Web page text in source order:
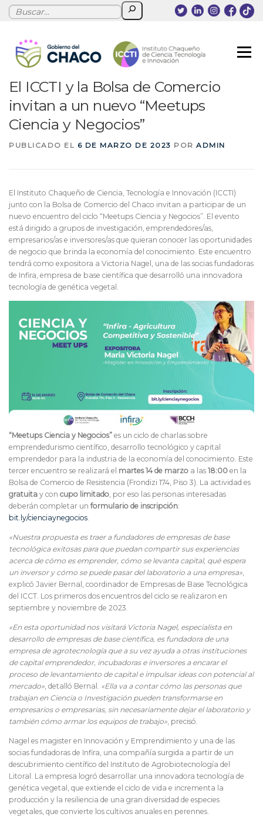
Saltar
Buscar
Menú
NOSOTROS PROGRAMAS
NOVEDADES EVENTOS
El ICCTI y la Bolsa de Comercio
invitan a un nuevo “Meetups
Ciencia y Negocios”
PUBLICADO EL 6 DE MARZO DE 2023 POR ADMIN
El Instituto Chaqueño de Ciencia, Tecnología e Innovación (ICCTI)
junto con la Bolsa de Comercio del Chaco invitan a participar de un
nuevo encuentro del ciclo “Meetups Ciencia y Negocios”. El evento
está dirigido a grupos de investigación, emprendedores/as,
empresarios/as e inversores/as que quieran conocer las oportunidades
de negocio que brinda la economía del conocimiento. Este encuentro
tendrá como expositora a Victoria Nagel, una de las socias fundadoras
de Infira, empresa de base científica que desarrolló una innovadora
tecnología de genética vegetal.
“Meetups Ciencia y Negocios” es un ciclo de charlas sobre
emprendedurismo científico, desarrollo tecnológico y capital
emprendedor para la industria de la economía del conocimiento. Este
tercer encuentro se realizará el martes 14 de marzo a las 18:00 en la
Bolsa de Comercio de Resistencia (Frondizi 174, Piso 3). La actividad es
gratuita y con cupo limitado , por eso las personas interesadas
deberán completar un formulario de inscripción:
bit.ly/cienciaynegocios
«Nuestra propuesta es traer a fundadores de empresas de base
tecnológica exitosas para que puedan compartir sus experiencias
acerca de cómo es emprender, cómo se levanta capital, qué espera
un inversor y cómo se puede pasar del laboratorio a una empresa»,
explicó Javier Bernal, coordinador de Empresas de Base Tecnológica
del ICCT. Los primeros dos encuentros del ciclo se realizaron en
septiembre y noviembre de 2023.
«En esta oportunidad nos visitará Victoria Nagel, especialista en
desarrollo de empresas de base científica, es fundadora de una
empresa de agrotecnología que a su vez ayuda a otras instituciones
de capital emprendedor, incubadoras e inversores a encarar el
proceso de levantamiento de capital e impulsar ideas con potencial al
mercado», detalló Bernal. «Ella va a contar cómo las personas que
trabajan en Ciencia o Investigación pueden transformarse en
empresarios o empresarias, sin necesariamente dejar el laboratorio y
también cómo armar los equipos de trabajo», precisó.
Nagel es magister en Innovación y Emprendimiento y una de las
socias fundadoras de Infira, una compañía surgida a partir de un
descubrimiento científico del Instituto de Agrobiotecnología del
Litoral. La empresa logró desarrollar una innovadora tecnología de
genética vegetal, que extiende el ciclo de vida e incrementa la
producción y la resiliencia de una gran diversidad de especies
vegetales, que convierte los cultivos anuales en perennes.